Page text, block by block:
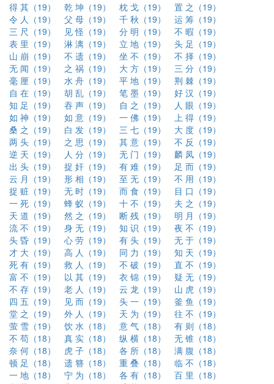
得 其（19） 乾 坤（19） 枕 戈（19）
置 之（19）
令 人（19）
父 母（19） 千 秋（19）
运 筹（19）
三 尺（19）
见 怪（19） 分 明（19）
不 暇（19）
表 里（19）
淋 漓（19） 立 地（19）
头 足（19）
山 崩（19）
不 遗（19） 坐 不（19）
不 择（19）
无 闻（19）
之 祸（19） 大 方（19）
三 分（19）
毫 厘（19）
水 舟（19） 平 地（19）
荆 棘（19）
自 在（19）
胡 乱（19） 笔 墨（19）
好 汉（19）
知 足（19）
吞 声（19） 自 之（19）
人 眼（19）
如 神（19）
如 意（19） 一 佛（19）
上 得（19）
桑 之（19）
白 发（19） 三 七（19）
大 度（19）
两 头（19）
之 思（19） 其 意（19）
不 反（19）
逆 天（19）
人 分（19） 无 门（19）
麟 凤（19）
出 头（19）
捉 奸（19） 有 难（19）
足 而（19）
云 月（19）
形 相（19） 至 无（19）
不 用（19）
捉 赃（19）
无 时（19） 而 食（19）
目 口（19）
一 死（19）
蜂 蚁（19） 十 不（19）
夫 之（19）
天 道（19）
然 之（19） 断 残（19）
明 月（19）
流 不（19）
身 无（19） 知 识（19）
夜 不（19）
头 昏（19）
心 劳（19） 有 头（19）
无 于（19）
才 大（19）
高 人（19） 同 力（19）
知 天（19）
死 有（19）
救 人（19） 不 破（19）
直 不（19）
富 不（19）
以 其（19） 衣 锦（19）
疑 无（19）
不 存（19）
老 人（19） 云 龙（19）
山 虎（19）
四 五（19）
见 而（19） 头 一（19）
釜 鱼（19）
堂 之（19）
外 人（19） 天 为（19）
往 不（19）
萤 雪（19）
饮 水（18） 意 气（18）
有 则（18）
不 苟（18）
真 实（18） 纵 横（18）
无 锥（18）
奈 何（18）
虎 子（18） 各 所（18）
满 腹（18）
顿 足（18）
遗 簪（18） 重 叠（18）
临 不（18）
一 地（18）
宁 为（18） 各 有（18）
百 里（18）